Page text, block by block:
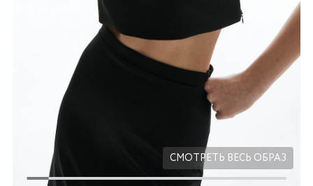
СМОТРЕТЬ ВЕСЬ ОБРАЗ
Добавляйте товары
в корзину
Оплачивайте сегодня только
% картой любого банка
Получайте товар
выбранный способом